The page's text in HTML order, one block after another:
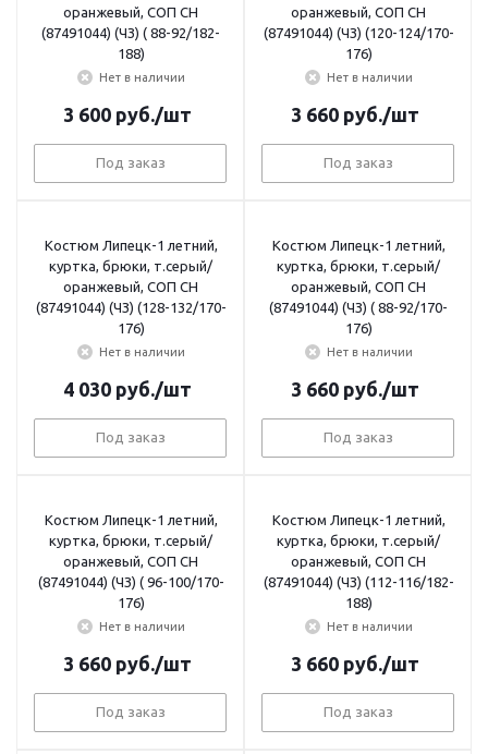
оранжевый, СОП СН
(87491044) (ЧЗ) ( 88-92/182-
188)
Нет в наличии
3 600руб./шт
Под заказ
оранжевый, СОП СН
(87491044) (ЧЗ) (120-124/170-
176)
Нет в наличии
3 660руб./шт
Под заказ
Костюм Липецк-1 летний,
куртка, брюки, т.серый/
оранжевый, СОП СН
(87491044) (ЧЗ) (128-132/170-
176)
Нет в наличии
4 030руб./шт
Под заказ
Костюм Липецк-1 летний,
куртка, брюки, т.серый/
оранжевый, СОП СН
(87491044) (ЧЗ) ( 88-92/170-
176)
Нет в наличии
3 660руб./шт
Под заказ
Костюм Липецк-1 летний,
куртка, брюки, т.серый/
оранжевый, СОП СН
(87491044) (ЧЗ) ( 96-100/170-
176)
Нет в наличии
3 660руб./шт
Под заказ
Костюм Липецк-1 летний,
куртка, брюки, т.серый/
оранжевый, СОП СН
(87491044) (ЧЗ) (112-116/182-
188)
Нет в наличии
3 660руб./шт
Под заказ